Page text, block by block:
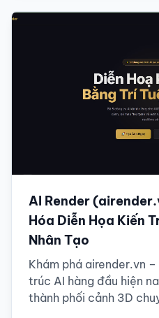
AI Render
Hóa Diễn Họa Kiến
Nhân Tạo
Khám phá airender.vn
trúc AI hàng đầu hiện
thành phối cảnh 3D